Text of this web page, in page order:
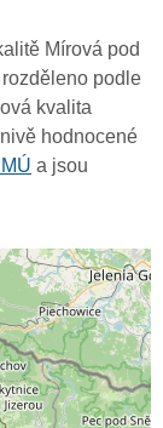
Mírová pod
podle
kvalita
hodnocené
a jsou